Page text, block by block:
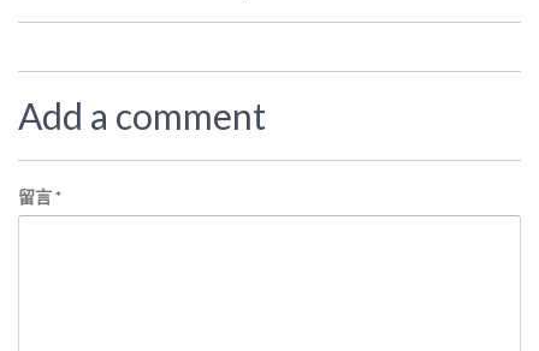
Add a comment
留言*